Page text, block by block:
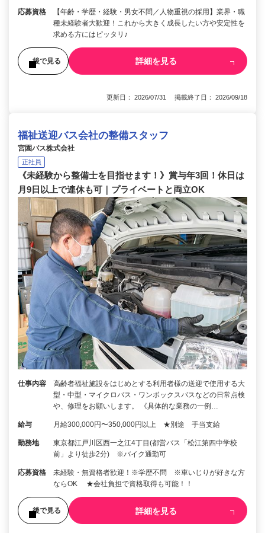
応募資格
【年齢・学歴・経験・男女不問／人物重視の採用】業界・職
種未経験者大歓迎！これから大きく成長したい方や安定性を
求める方にはピッタリ♪
後で見る 詳細を見る
更新日： 2026/07/31 掲載終了日： 2026/09/18
福祉送迎バス会社の整備スタッフ
宮園バス株式会社
正社員
《未経験から整備士を目指せます！》賞与年3回！休日は
月9日以上で連休も可｜プライベートと両立OK
仕事内容
高齢者福祉施設をはじめとする利用者様の送迎で使用する大
型・中型・マイクロバス・ワンボックスバスなどの日常点検
や、修理をお願いします。 《具体的な業務の一例…
給与 月給300,000円〜350,000円以上 ★別途 手当支給
勤務地
東京都江戸川区西一之江4丁目(都営バス「松江第四中学校
前」より徒歩2分) ※バイク通勤可
応募資格
未経験・無資格者歓迎！※学歴不問 ※車いじりが好きな方
ならOK ★会社負担で資格取得も可能！！
後で見る 詳細を見る